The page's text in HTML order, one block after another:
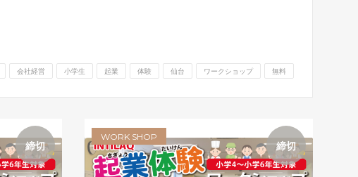
会社経営 小学生 起業 体験 仙台 ワークショップ 無料
締切 締切
WORK SHOP